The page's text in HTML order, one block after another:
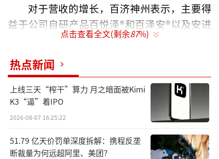
对于营收的增长，百济神州表示，主要得
益于公司自研产品百悦泽®和百泽安®以及安进
授权产品的销售增长。此外，该公司于上年同
商业化权利后，确认了与合作相关的剩余递延
收入，相应增加了上年同期营业收入。
点击查看全文(剩余87%)
热点新闻
上线三天“榨干”算力 月之暗面被Kimi
K3“逼”着IPO
2026-08-07 16:25:22
51.79 亿天价罚单深度拆解：携程反垄
断裁量为何远超阿里、美团？